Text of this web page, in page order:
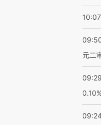
10:07
元二
09:29